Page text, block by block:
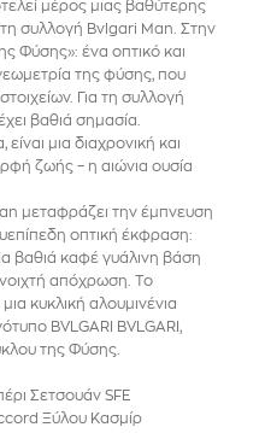
μέρος μιας βαθύτερης
συλλογή Bvlgari Man. Στην
Φύσης»: ένα οπτικό και
της φύσης, που
Για τη συλλογή
βαθιά σημασία.
μια διαχρονική και
ζωής – η αιώνια ουσία
μεταφράζει την έμπνευση
οπτική έκφραση:
βαθιά καφέ γυάλινη βάση
απόχρωση. Το
κυκλική αλουμινένια
BVLGARI BVLGARI,
της Φύσης.
Σετσουάν SFE
Ξύλου Κασμίρ